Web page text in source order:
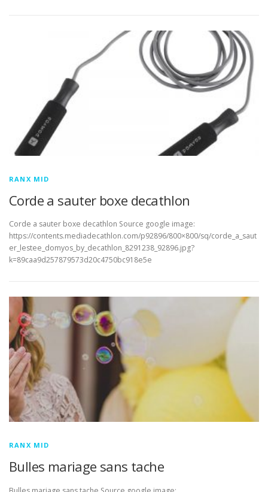
RANX MID
Corde a sauter boxe decathlon
Corde a sauter boxe decathlon Source google image:
https://contents.mediadecathlon.com/p92896/800×800/sq/corde_a_saut
er_lestee_domyos_by_decathlon_8291238_92896.jpg?
k=89caa9d257879573d20c4750bc918e5e
RANX MID
Bulles mariage sans tache